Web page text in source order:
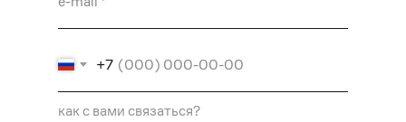
+7
как с вами связаться?